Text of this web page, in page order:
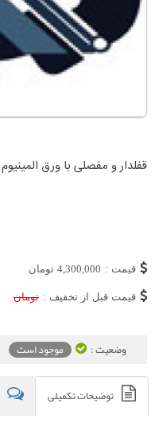
قفلدار و مفصلی با ورق المینیوم 3 میل 12 پله
قیمت : 4,300,000 تومان
قیمت قبل از تخفیف : تومان
وضعیت : موجود است
توضیحات تکمیلی